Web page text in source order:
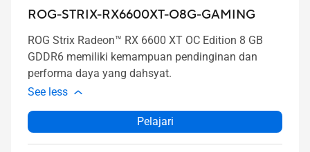
ROG-STRIX-RX6600XT-O8G-GAMING
ROG Strix Radeon™ RX 6600 XT OC Edition 8 GB
GDDR6 memiliki kemampuan pendinginan dan
performa daya yang dahsyat.
See less
Pelajari